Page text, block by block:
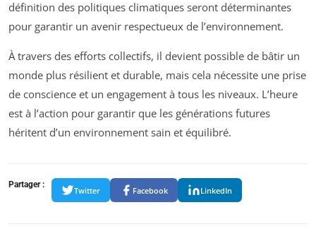
définition des politiques climatiques seront déterminantes
pour garantir un avenir respectueux de l’environnement.
À travers des efforts collectifs, il devient possible de bâtir un
monde plus résilient et durable, mais cela nécessite une prise
de conscience et un engagement à tous les niveaux. L’heure
est à l’action pour garantir que les générations futures
héritent d’un environnement sain et équilibré.
Partager :
Twitter Facebook LinkedIn